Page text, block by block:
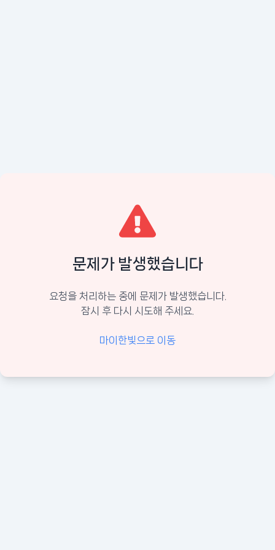
문제가 발생했습니다
요청을 처리하는 중에 문제가 발생했습니다.
잠시 후 다시 시도해 주세요.
마이한빛으로 이동